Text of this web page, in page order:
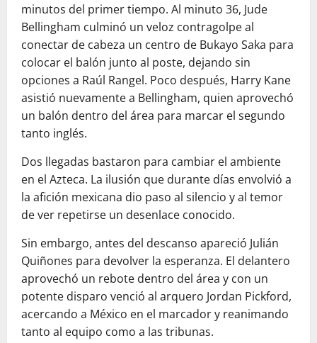
minutos del primer tiempo. Al minuto 36, Jude
Bellingham culminó un veloz contragolpe al
conectar de cabeza un centro de Bukayo Saka para
colocar el balón junto al poste, dejando sin
opciones a Raúl Rangel. Poco después, Harry Kane
asistió nuevamente a Bellingham, quien aprovechó
un balón dentro del área para marcar el segundo
tanto inglés.
Dos llegadas bastaron para cambiar el ambiente
en el Azteca. La ilusión que durante días envolvió a
la afición mexicana dio paso al silencio y al temor
de ver repetirse un desenlace conocido.
Sin embargo, antes del descanso apareció Julián
Quiñones para devolver la esperanza. El delantero
aprovechó un rebote dentro del área y con un
potente disparo venció al arquero Jordan Pickford,
acercando a México en el marcador y reanimando
tanto al equipo como a las tribunas.